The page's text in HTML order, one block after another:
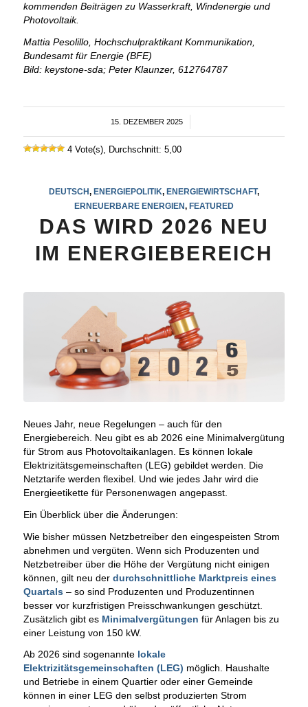
kommenden Beiträgen zu Wasserkraft, Windenergie und
Photovoltaik.
Mattia Pesolillo, Hochschulpraktikant Kommunikation,
Bundesamt für Energie (BFE)
Bild: keystone-sda; Peter Klaunzer, 612764787
15. DEZEMBER 2025
/
4 Vote(s), Durchschnitt: 5,00
DEUTSCH, ENERGIEPOLITIK, ENERGIEWIRTSCHAFT,
ERNEUERBARE ENERGIEN, FEATURED
DAS WIRD 2026 NEU
IM ENERGIEBEREICH
Neues Jahr, neue Regelungen – auch für den
Energiebereich. Neu gibt es ab 2026 eine Minimalvergütung
für Strom aus Photovoltaikanlagen. Es können lokale
Elektrizitätsgemeinschaften (LEG) gebildet werden. Die
Netztarife werden flexibel. Und wie jedes Jahr wird die
Energieetikette für Personenwagen angepasst.
Ein Überblick über die Änderungen:
Wie bisher müssen Netzbetreiber den eingespeisten Strom
abnehmen und vergüten. Wenn sich Produzenten und
Netzbetreiber über die Höhe der Vergütung nicht einigen
können, gilt neu der durchschnittliche Marktpreis eines
Quartals – so sind Produzenten und Produzentinnen
besser vor kurzfristigen Preisschwankungen geschützt.
Zusätzlich gibt es Minimalvergütungen für Anlagen bis zu
einer Leistung von 150 kW.
Ab 2026 sind sogenannte lokale
Elektrizitätsgemeinschaften (LEG) möglich. Haushalte
und Betriebe in einem Quartier oder einer Gemeinde
können in einer LEG den selbst produzierten Strom